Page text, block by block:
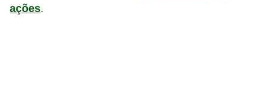
ações.
n